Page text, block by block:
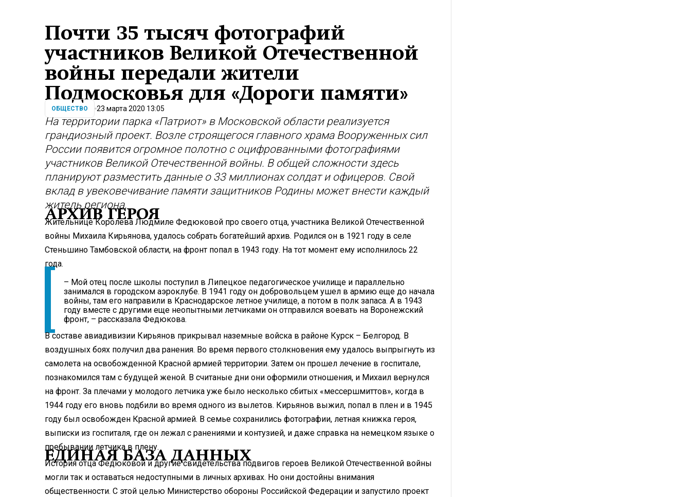
Почти 35 тысяч фотографий
участников Великой Отечественной
войны передали жители
Подмосковья для «Дороги памяти»
ОБЩЕСТВО 23 марта 2020 13:05
На территории парка «Патриот» в Московской области реализуется
грандиозный проект. Возле строящегося главного храма Вооруженных сил
России появится огромное полотно с оцифрованными фотографиями
участников Великой Отечественной войны. В общей сложности здесь
планируют разместить данные о 33 миллионах солдат и офицеров. Свой
вклад в увековечивание памяти защитников Родины может внести каждый
житель региона.
АРХИВ ГЕРОЯ
Жительнице Королева Людмиле Федюковой про своего отца, участника Великой Оте­чественной
войны Михаила Кирьянова, удалось собрать богатейший архив. Родился он в 1921 году в селе
Стеньшино Тамбовской области, на фронт попал в 1943 году. На тот момент ему исполнилось 22
года.
– Мой отец после школы поступил в Липецкое педагогическое училище и параллельно
занимался в городском аэроклубе. В 1941 году он добровольцем ушел в армию еще до начала
войны, там его направили в Краснодарское летное училище, а потом в полк запаса. А в 1943
году вместе с другими еще неопытными летчиками он отправился воевать на Воронежский
фронт, – рассказала Федюкова.
В составе авиадивизии Кирьянов прикрывал наземные войска в районе Курск – Белгород. В
воздушных боях получил два ранения. Во время первого столкновения ему удалось выпрыгнуть из
самолета на освобожденной Красной армией территории. Затем он прошел лечение в госпитале,
познакомился там с будущей женой. В считаные дни они оформили отношения, и Михаил вернулся
на фронт. За плечами у молодого летчика уже было несколько сбитых «мессершмиттов», когда в
1944 году его вновь подбили во время одного из вылетов. Кирьянов выжил, попал в плен и в 1945
году был освобожден Красной армией. В семье сохранились фотографии, летная книжка героя,
выписки из госпиталя, где он лежал с ранениями и контузией, и даже справка на немецком языке о
пребывании летчика в плену.
ЕДИНАЯ БАЗА ДАННЫХ
История отца Федюковой и другие свидетельства подвигов героев Великой Оте­чественной войны
могли так и оставаться недоступными в личных архивах. Но они достойны внимания
общественности. С этой целью Министерство обороны Российской Федерации и запустило проект